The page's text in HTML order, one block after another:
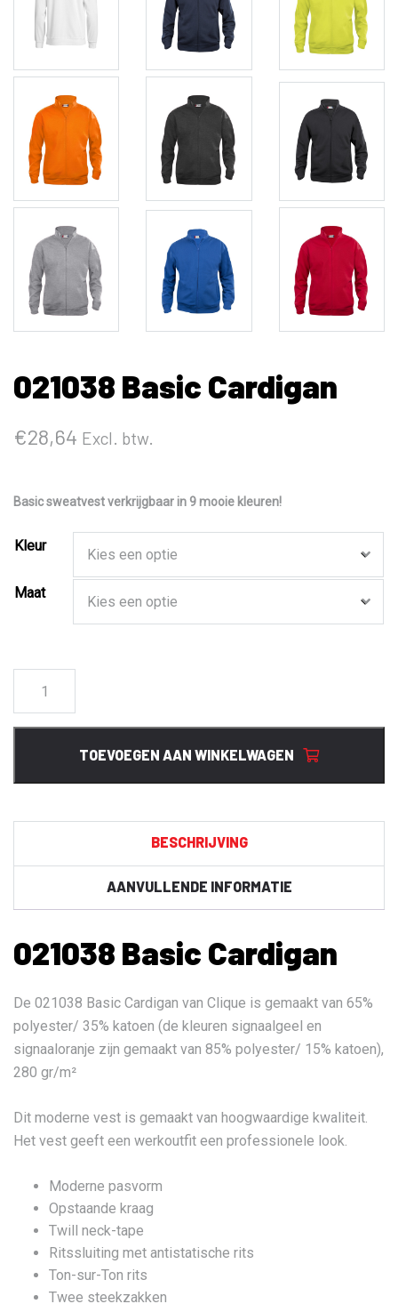
021038 Basic Cardigan
€28,64 Excl. btw.
Basic sweatvest verkrijgbaar in 9 mooie kleuren!
Kleur
Maat
Basic
Cardigan
TOEVOEGEN AAN WINKELWAGEN
BESCHRIJVING
AANVULLENDE INFORMATIE
021038 Basic Cardigan
De 021038 Basic Cardigan van Clique is gemaakt van 65%
polyester/ 35% katoen (de kleuren signaalgeel en
signaaloranje zijn gemaakt van 85% polyester/ 15% katoen),
280 gr/m²
Dit moderne vest is gemaakt van hoogwaardige kwaliteit.
Het vest geeft een werkoutfit een professionele look.
Moderne pasvorm
Opstaande kraag
Twill neck-tape
Ritssluiting met antistatische rits
Ton-sur-Ton rits
Twee steekzakken